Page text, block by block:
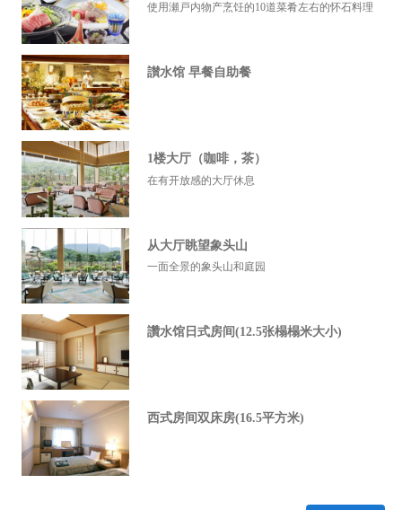
使用瀬戸内物产烹饪的10道菜肴左右的怀石料理
讃水馆 早餐自助餐
1楼大厅（咖啡，茶）
在有开放感的大厅休息
从大厅眺望象头山
一面全景的象头山和庭园
讚水馆日式房间(12.5张榻榻米大小)
西式房间双床房(16.5平方米)